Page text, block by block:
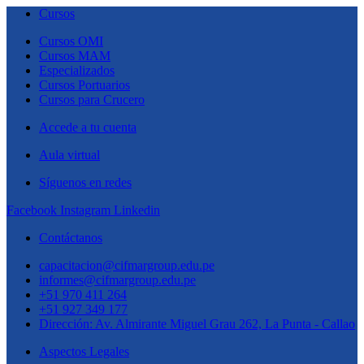
Cursos
Cursos OMI
Cursos MAM
Especializados
Cursos Portuarios
Cursos para Crucero
Accede a tu cuenta
Aula virtual
Síguenos en redes
Facebook Instagram Linkedin
Contáctanos
capacitacion@cifmargroup.edu.pe
informes@cifmargroup.edu.pe
+51 970 411 264
+51 927 349 177
Dirección: Av. Almirante Miguel Grau 262, La Punta - Callao
Aspectos Legales